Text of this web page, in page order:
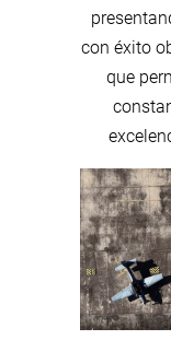
con éxito
que